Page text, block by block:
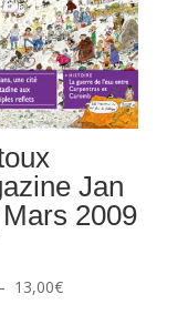
Jan
2009
13,00€Plage